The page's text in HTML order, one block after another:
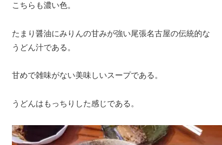
こちらも濃い色。
たまり醤油にみりんの甘みが強い尾張名古屋の伝統的な
うどん汁である。
甘めで雑味がない美味しいスープである。
うどんはもっちりした感じである。